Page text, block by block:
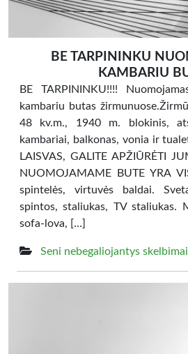
BE TARPININKU
KAMBARIU
BE TARPININKU!!!!
kambariu butas
48 kv.m., 1940 m. blokinis,
kambariai, balkonas, vonia ir
LAISVAS, GALITE APŽIŪRĖTI
NUOMOJAMAME BUTE YRA
spintelės, virtuvės baldai.
spintos, staliukas, TV staliukas.
sofa-lova, […]
Seni nebegaliojantys skelbimai